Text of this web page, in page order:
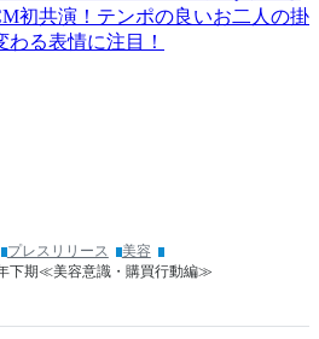
M初共演 ！ テンポの良 いお二 人 の掛
わる表情に注 目 ！
プレスリリース
美容
下期≪美容意識・購買行動編≫